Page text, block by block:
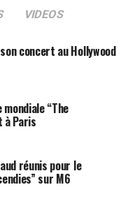
VIDEOS
concert au Hollywood
“The
à Paris
réunis pour le
sur M6